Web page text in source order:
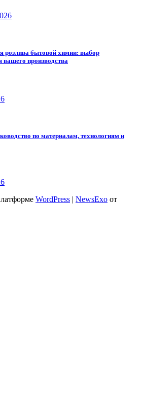
розлива бытовой химии: выбор
производства
по материалам, технологиям и
WordPress | NewsExo от